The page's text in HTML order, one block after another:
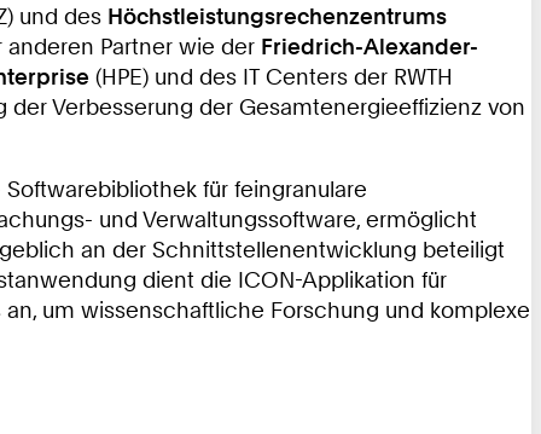
und des Höchstleistungsrechenzentrums
anderen Partner wie der Friedrich-Alexander-
(HPE) und des IT Centers der RWTH
Verbesserung der Gesamtenergieeffizienz von
für feingranulare
und Verwaltungssoftware, ermöglicht
an der Schnittstellenentwicklung beteiligt
dient die ICON-Applikation für
um wissenschaftliche Forschung und komplexe